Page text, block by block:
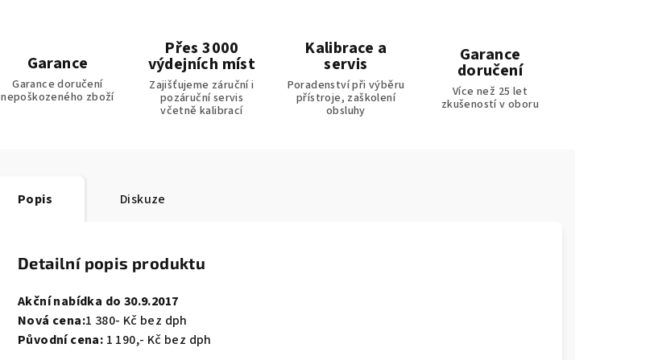
Garance
Garance doručení
nepoškozeného zboží
Přes 3000
výdejních míst
Zajišťujeme záruční i
pozáruční servis
včetně kalibrací
Kalibrace a
servis
Poradenství při výběru
přístroje, zaškolení
obsluhy
Garance
doručení
Více než 25 let
zkušeností v oboru
Popis Diskuze
Detailní popis produktu
Akční nabídka do 30.9.2017
Nová cena:1 380- Kč bez dph
Původní cena: 1 190,- Kč bez dph